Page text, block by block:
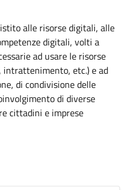
alle risorse digitali, alle
digitali, volti a
ad usare le risorse
etc.) e ad
di condivisione delle
di diverse
cittadini e imprese